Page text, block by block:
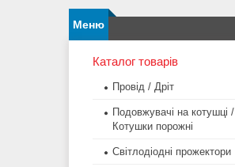
Каталог товарів
Провід / Дріт
Подовжувачі на котушці /
Котушки порожні
Світлодіодні прожектори